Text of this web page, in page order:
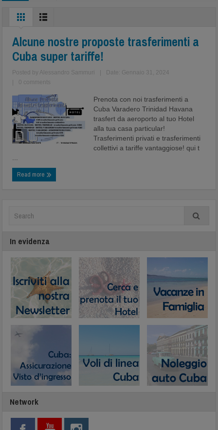
aeroporto
Alcune nostre proposte trasferimenti a
Cuba super tariffe!
Posted by Alessandro Sammuri
Date: Gennaio 31, 2024
0 comments
Prenota con noi trasferimenti a
Cuba Varadero Trinidad Havana
trasfert da aeroporto al tuo Hotel
alla tua casa particular!
Trasferimenti privati e trasferimenti
collettivi a tariffe vantaggiose! qui t
Read more
In evidenza
Network